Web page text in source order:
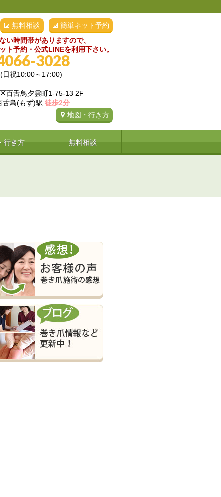
簡単ネット予約
無料相談
い時間帯がありますので、
ト予約・公式LINEを利用下さい。
3028
日祝10:00～17:00)
百舌鳥夕雲町1-75-13 2F
舌鳥(もず)駅 徒歩2分
地図・行き方
行き方 無料相談